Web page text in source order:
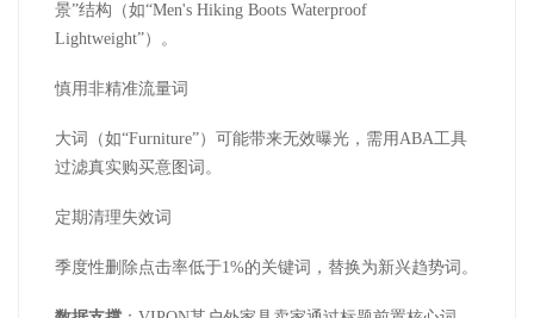
景”结构（如“Men's Hiking Boots Waterproof
Lightweight”）。
慎用非精准流量词
大词（如“Furniture”）可能带来无效曝光，需用ABA工具
过滤真实购买意图词。
定期清理失效词
季度性删除点击率低于1%的关键词，替换为新兴趋势词。